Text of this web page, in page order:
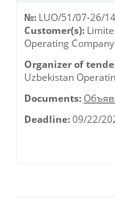
№: LUO/51/07-26/
Customer(s):
Operating
Organizer of
Uzbekistan
Documents:
Deadline: 09/22/